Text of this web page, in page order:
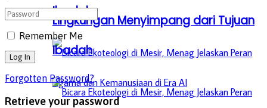
Ibadah
Lingkungan Menyimpang dari Tujuan
Ibadah
Remember Me
Forgotten Password?
Retrieve your password